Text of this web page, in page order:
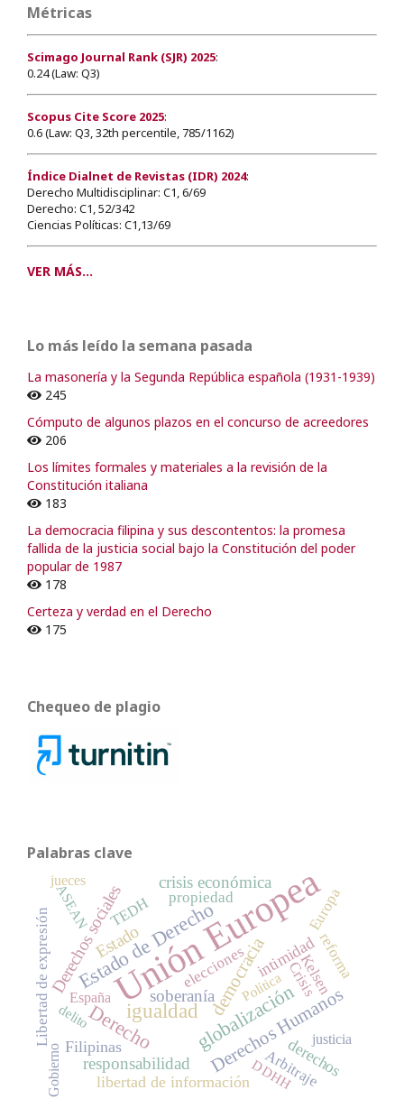
Métricas
Scimago Journal Rank (SJR) 2025:
0.24 (Law: Q3)
Scopus Cite Score 2025:
0.6 (Law: Q3, 32th percentile, 785/1162)
Índice Dialnet de Revistas (IDR) 2024:
Derecho Multidisciplinar: C1, 6/69
Derecho: C1, 52/342
Ciencias Políticas: C1,13/69
VER MÁS...
Lo más leído la semana pasada
La masonería y la Segunda República española (1931-1939)
245
Cómputo de algunos plazos en el concurso de acreedores
206
Los límites formales y materiales a la revisión de la
Constitución italiana
183
La democracia filipina y sus descontentos: la promesa
fallida de la justicia social bajo la Constitución del poder
popular de 1987
178
Certeza y verdad en el Derecho
175
Chequeo de plagio
Palabras clave
Unión Europea
igualdad
Estado de Derecho
globalización
Derecho
democracia
Derechos Humanos
crisis económica
Derechos sociales
Estado
soberanía
responsabilidad
intimidad
libertad de información
Filipinas derechos
Crisisreforma
Libertad de expresión TEDH
elecciones
Europa
Arbitraje
propiedad
Kelsen
Política
Gobierno
ASEAN
España
jueces
justicia
delito
DDHH